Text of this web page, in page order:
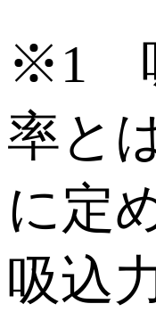
※1
率と
に定
吸込